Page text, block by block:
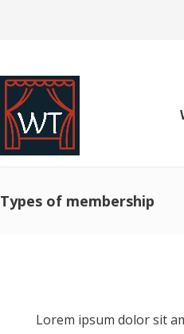
Types of membership
Lorem ipsum dolor sit